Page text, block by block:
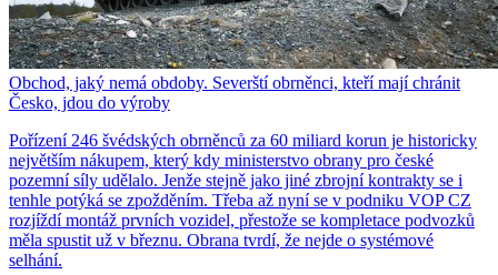
Obchod, jaký nemá obdoby. Severští obrněnci, kteří mají chránit
Česko, jdou do výroby
Pořízení 246 švédských obrněnců za 60 miliard korun je historicky
největším nákupem, který kdy ministerstvo obrany pro české
pozemní síly udělalo. Jenže stejně jako jiné zbrojní kontrakty se i
tenhle potýká se zpožděním. Třeba až nyní se v podniku VOP CZ
rozjíždí montáž prvních vozidel, přestože se kompletace podvozků
měla spustit už v březnu. Obrana tvrdí, že nejde o systémové
selhání.